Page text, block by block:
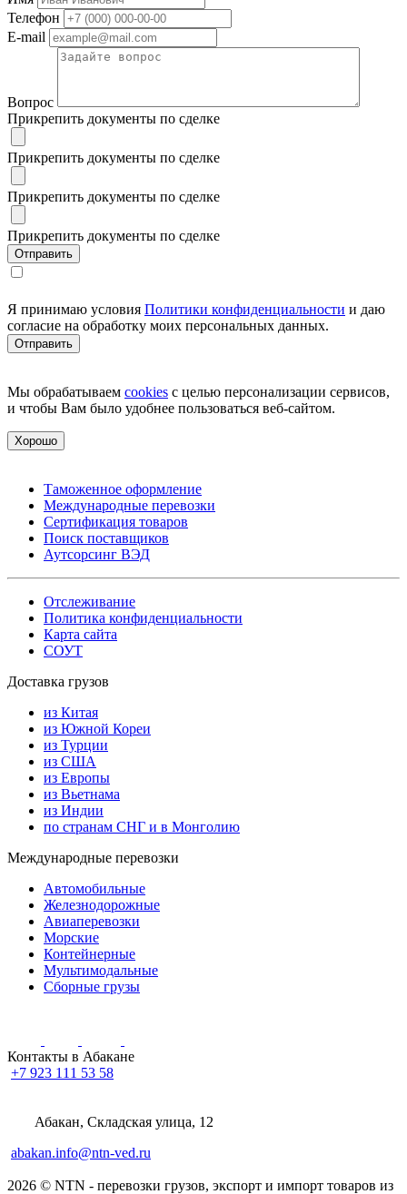
Телефон
E-mail
Вопрос
Прикрепить документы по сделке
Прикрепить документы по сделке
Прикрепить документы по сделке
Прикрепить документы по сделке
Я принимаю условия Политики конфиденциальности и даю
согласие на обработку моих персональных данных.
Мы обрабатываем cookies с целью персонализации сервисов,
и чтобы Вам было удобнее пользоваться веб-сайтом.
Хорошо
Таможенное оформление
Международные перевозки
Сертификация товаров
Поиск поставщиков
Аутсорсинг ВЭД
Отслеживание
Политика конфиденциальности
Карта сайта
СОУТ
Доставка грузов
из Китая
из Южной Кореи
из Турции
из США
из Европы
из Вьетнама
из Индии
по странам СНГ и в Монголию
Международные перевозки
Автомобильные
Железнодорожные
Авиаперевозки
Морские
Контейнерные
Мультимодальные
Сборные грузы
Контакты в Абакане
+7 923 111 53 58
Абакан, Складская улица, 12
abakan.info@ntn-ved.ru
2026 © NTN - перевозки грузов, экспорт и импорт товаров из